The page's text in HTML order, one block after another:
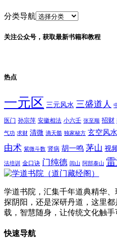
分类导航
关注公众号，获取最新书籍和教程
热点
一元区 三元风水 三盛道人
医门 孙宗萍 安徽相法 小六壬 张至顺 招财
气功 求财 清微 滴天髓 独家秘方 玄空风水
由术 紫微斗数 肾病 胡一鸣 茅山 视
法培训 金口诀 门纯德 闾山 阿部泰山
学道书院，汇集千年道典精华
探阴阳，还是深研丹道，这里
载，智慧随身，让传统文化触手
快速导航